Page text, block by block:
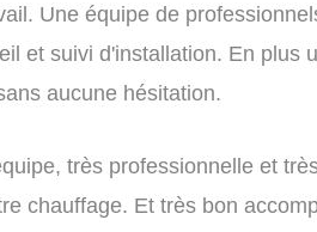
Une équipe de
et suivi d'installation. En plus
aucune hésitation.
très professionnelle et
chauffage. Et très bon